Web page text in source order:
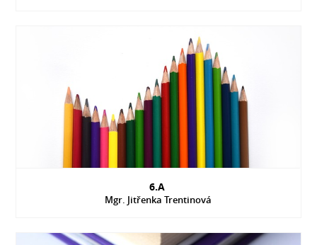
6.A
Mgr. Jitřenka Trentinová